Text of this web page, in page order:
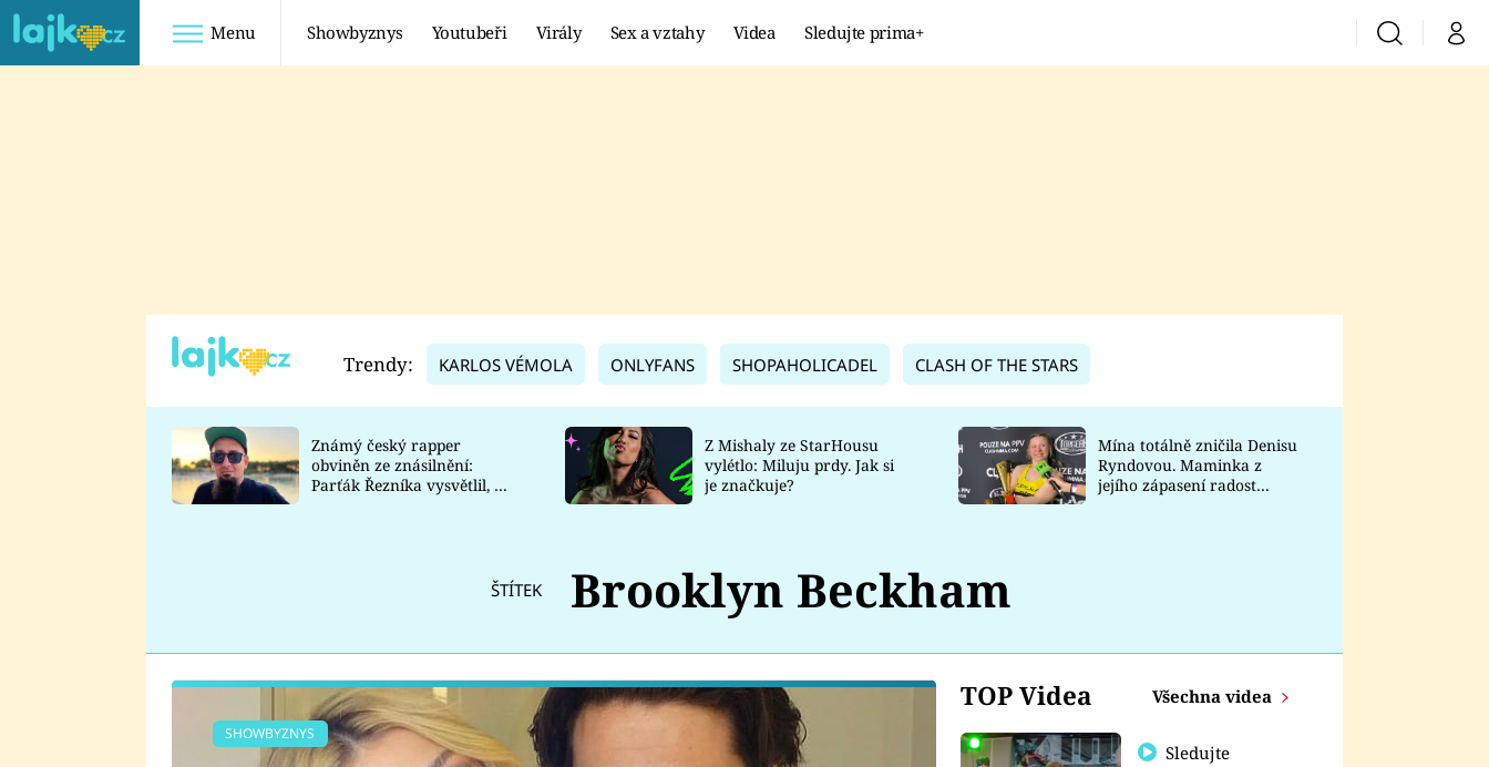
Menu Showbyznys Youtubeři Virály Sex a vztahy Videa Sledujte prima+ VyhledáváníMůj
TADEÁŠ KUBĚNKA
DATEL
Prima Lajk
Sledujte nás
Trendy: KARLOS VÉMOLA ONLYFANS SHOPAHOLICADEL CLASH OF THE STARS
Známý český rapper
obviněn ze znásilnění:
Parťák Řezníka vysvětlil, co
Z Mishaly ze StarHousu
vylétlo: Miluju prdy. Jak si
je značkuje?
Mína totálně zničila Denisu
Ryndovou. Maminka z
jejího zápasení radost
ŠTÍTEK Brooklyn Beckham
TOP Videa Všechna videa
Sledujte
SHOWBYZNYS